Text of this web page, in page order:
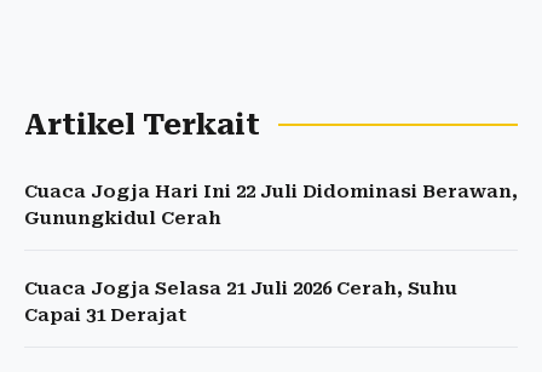
Artikel Terkait
Cuaca Jogja Hari Ini 22 Juli Didominasi Berawan,
Gunungkidul Cerah
Cuaca Jogja Selasa 21 Juli 2026 Cerah, Suhu
Capai 31 Derajat